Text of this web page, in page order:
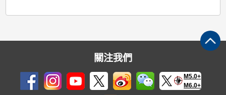
關注我們
M5.0+
M6.0+